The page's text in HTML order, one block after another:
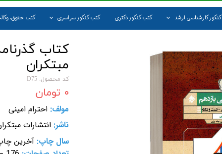
خروج از حساب کاربری کنکور کارشناسی ارشد کتب کنکور دکتری کتب کنکور سراسری کتب حقوق،
کتاب
مبتکران
کد محصول: D75
۰ تومان
مولف: احترام امینی
ناشر: انتشارات
سال چاپ: آخرین